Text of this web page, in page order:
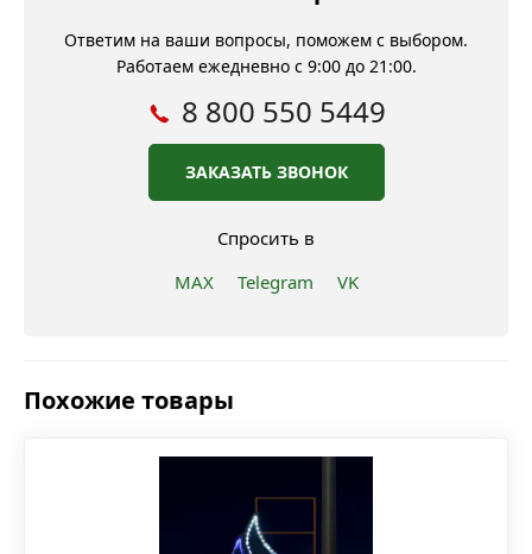
Ответим на ваши вопросы, поможем с выбором.
Работаем ежедневно с 9:00 до 21:00.
8 800 550 5449
ЗАКАЗАТЬ ЗВОНОК
Спросить в
MAX
Telegram VK
Похожие товары